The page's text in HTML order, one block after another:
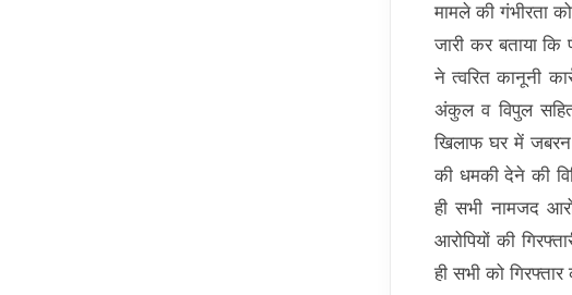
मामले की गंभीरता
जारी कर बताया कि
ने त्वरित कानूनी
अंकुल व विपुल
खिलाफ घर में
की धमकी देने की
ही सभी नामजद
आरोपियों की
ही सभी को गिरफ्तार